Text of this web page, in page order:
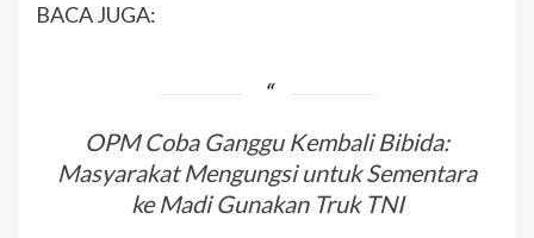
BACA JUGA:
OPM Coba Ganggu Kembali Bibida:
Masyarakat Mengungsi untuk Sementara
ke Madi Gunakan Truk TNI